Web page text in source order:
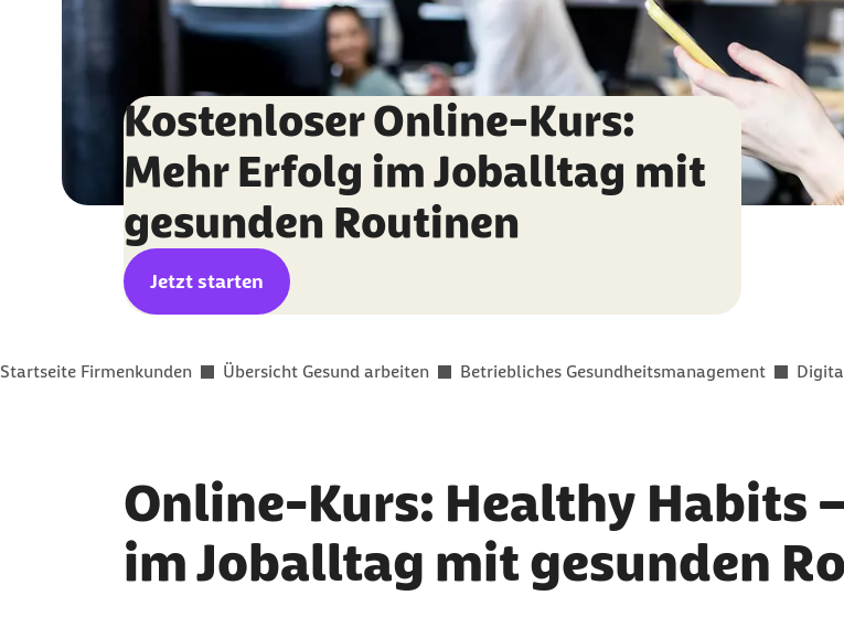
Kostenloser Online-Kurs:
Mehr Erfolg im Joballtag mit
gesunden Routinen
Jetzt starten
Sie befinden sich hier:
Startseite Firmenkunden Übersicht Gesund arbeiten Betriebliches Gesundheitsmanagement
Online-Kurs: Healthy Habits
im Joballtag mit gesunden